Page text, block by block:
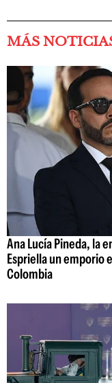
MÁS
Ana Lucía Pineda, la
Espriella un emporio
Colombia